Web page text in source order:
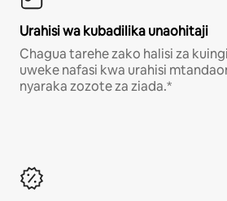
Urahisi wa kubadilika unaohitaji
Chagua tarehe zako halisi za
uweke nafasi kwa urahisi
nyaraka zozote za ziada.*